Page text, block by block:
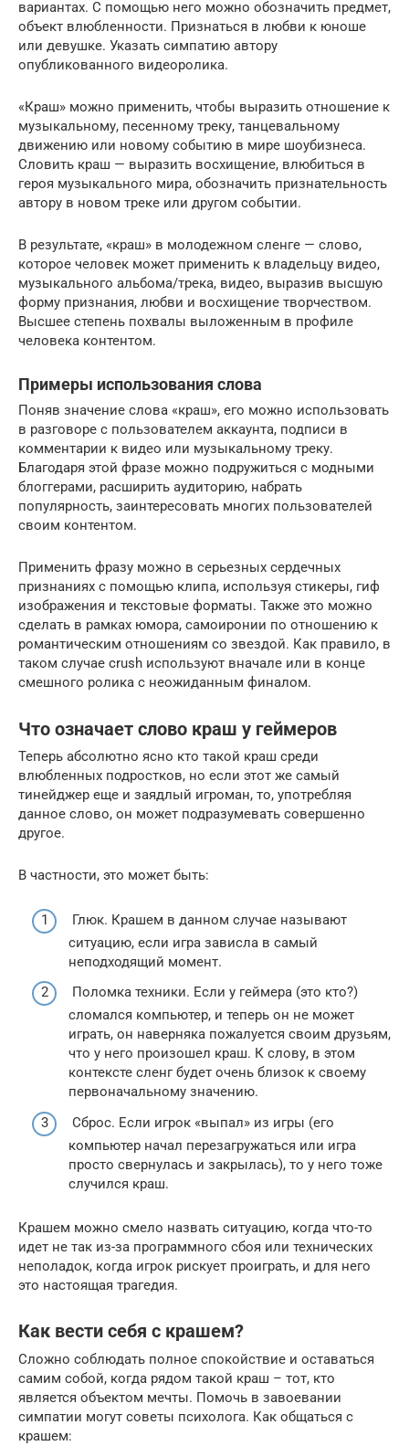
вариантах. С помощью него можно обозначить предмет,
объект влюбленности. Признаться в любви к юноше
или девушке. Указать симпатию автору
опубликованного видеоролика.
«Краш» можно применить, чтобы выразить отношение к
музыкальному, песенному треку, танцевальному
движению или новому событию в мире шоубизнеса.
Словить краш — выразить восхищение, влюбиться в
героя музыкального мира, обозначить признательность
автору в новом треке или другом событии.
В результате, «краш» в молодежном сленге — слово,
которое человек может применить к владельцу видео,
музыкального альбома/трека, видео, выразив высшую
форму признания, любви и восхищение творчеством.
Высшее степень похвалы выложенным в профиле
человека контентом.
Примеры использования слова
Поняв значение слова «краш», его можно использовать
в разговоре с пользователем аккаунта, подписи в
комментарии к видео или музыкальному треку.
Благодаря этой фразе можно подружиться с модными
блоггерами, расширить аудиторию, набрать
популярность, заинтересовать многих пользователей
своим контентом.
Применить фразу можно в серьезных сердечных
признаниях с помощью клипа, используя стикеры, гиф
изображения и текстовые форматы. Также это можно
сделать в рамках юмора, самоиронии по отношению к
романтическим отношениям со звездой. Как правило, в
таком случае crush используют вначале или в конце
смешного ролика с неожиданным финалом.
Что означает слово краш у геймеров
Теперь абсолютно ясно кто такой краш среди
влюбленных подростков, но если этот же самый
тинейджер еще и заядлый игроман, то, употребляя
данное слово, он может подразумевать совершенно
другое.
В частности, это может быть:
Глюк. Крашем в данном случае называют
ситуацию, если игра зависла в самый
неподходящий момент.
Поломка техники. Если у геймера (это кто?)
сломался компьютер, и теперь он не может
играть, он наверняка пожалуется своим друзьям,
что у него произошел краш. К слову, в этом
контексте сленг будет очень близок к своему
первоначальному значению.
Сброс. Если игрок «выпал» из игры (его
компьютер начал перезагружаться или игра
просто свернулась и закрылась), то у него тоже
случился краш.
Крашем можно смело назвать ситуацию, когда что-то
идет не так из-за программного сбоя или технических
неполадок, когда игрок рискует проиграть, и для него
это настоящая трагедия.
Как вести себя с крашем?
Сложно соблюдать полное спокойствие и оставаться
самим собой, когда рядом такой краш – тот, кто
является объектом мечты. Помочь в завоевании
симпатии могут советы психолога. Как общаться с
крашем: